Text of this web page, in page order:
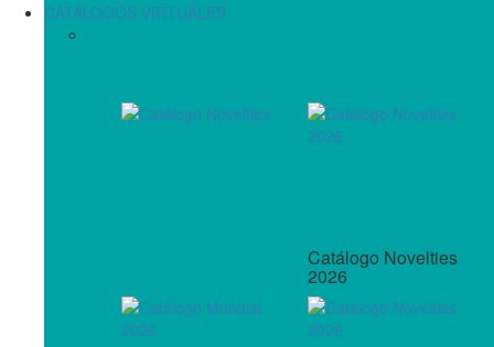
CATÁLOGOS VIRTUALES
Catálogo Novelties
2026